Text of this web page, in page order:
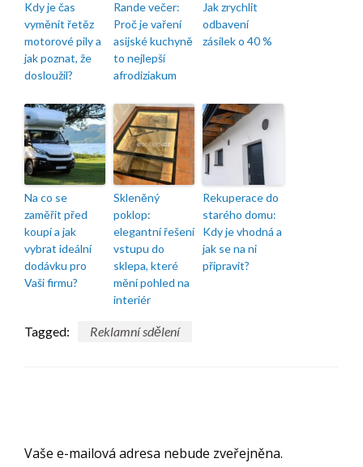
Kdy je čas
vyměnit řetěz
motorové pily a
jak poznat, že
dosloužil?
Rande večer:
Proč je vaření
asijské kuchyně
to nejlepší
afrodiziakum
Jak zrychlit
odbavení
zásilek o 40 %
Na co se
zaměřit před
koupí a jak
vybrat ideální
dodávku pro
Vaši firmu?
Skleněný
poklop:
elegantní řešení
vstupu do
sklepa, které
mění pohled na
interiér
Rekuperace do
starého domu:
Kdy je vhodná a
jak se na ni
připravit?
Tagged: Reklamní sdělení
Vaše e-mailová adresa nebude zveřejněna.